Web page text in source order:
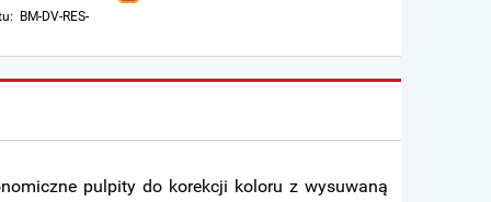
BM-DV-RES-
pulpity do korekcji koloru z wysuwaną